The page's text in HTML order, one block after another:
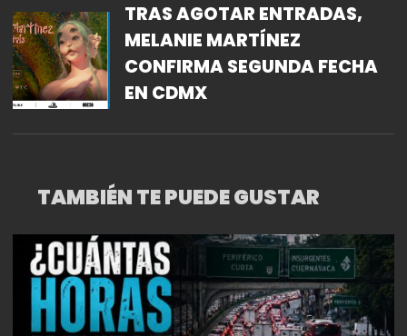
TRAS AGOTAR ENTRADAS,
MELANIE MARTÍNEZ
CONFIRMA SEGUNDA FECHA
EN CDMX
TAMBIÉN TE PUEDE GUSTAR